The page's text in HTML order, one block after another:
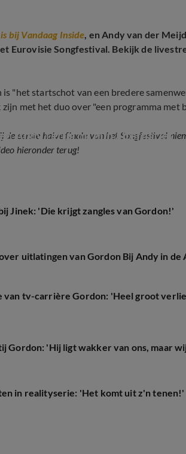
bij Vandaag Inside, en Andy van der
Eurovisie Songfestival. Bekijk de
is "het startschot van een bredere
met het duo over "een programma met
eerste halve finale van het Songfestival
hieronder terug!
Andy terug op hun alternatief
Jinek: 'Die krijgt zangles van Gordon!'
uitlatingen van Gordon Bij Andy in
van tv-carrière Gordon: 'Heel groot
Gordon: 'Hij ligt wakker van ons, maar
in realityserie: 'Het komt uit z'n tenen!'